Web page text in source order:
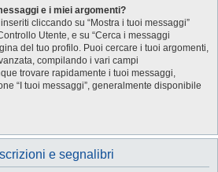
e i miei argomenti?
cliccando su “Mostra i tuoi messaggi”
Utente, e su “Cerca i messaggi
del tuo profilo. Puoi cercare i tuoi argomenti,
compilando i vari campi
trovare rapidamente i tuoi messaggi,
“I tuoi messaggi”, generalmente disponibile
e segnalibri